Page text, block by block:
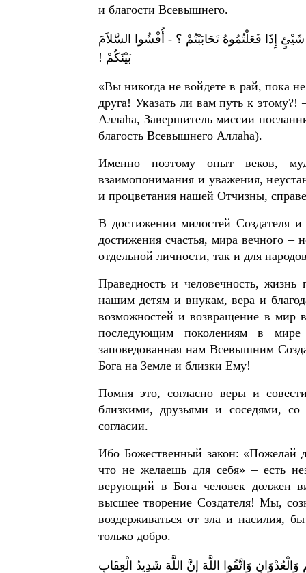
и благости Всевышнего.
إِذَا فَعَلْتُمُوهُ تَحَابَبْتُمْ ؟ - أُفْشُوا السَّلاَمَ
بَيْنَكُمْ !
«Вы никогда не войдете в рай, пока
друга! Указать ли вам путь к
Аллаhа, Завершитель миссии
благость Всевышнего Аллаhа).
Именно поэтому опыт веков,
взаимопонимания и уважения,
и процветания нашей Отчизны,
В достижении милостей Создателя
достижения счастья, мира вечного –
отдельной личности, так и для
Праведность и человечность,
нашим детям и внукам, вера и
возможностей и возвращение в мир
последующим поколениям в мире
заповедованная нам Всевышним
Бога на Земле и близки Ему!
Помня это, согласно веры и
близкими, друзьями и соседями,
согласии.
Ибо Божественный закон: «Пожелай
что не желаешь для себя» – есть
верующий в Бога человек должен
высшее творение Создателя! Мы,
воздерживаться от зла и насилия,
только добро.
وَالْعُدْوَانِ وَاتَّقُوا اللَّهَ إِنَّ اللَّهَ شَدِيدُ الْعِقَابِ